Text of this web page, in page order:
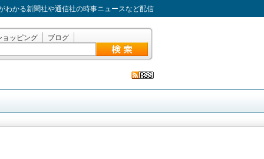
わかる新聞社や通信社の時事ニュースなど配信
ョッピング ブログ